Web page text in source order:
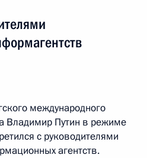
международного
Владимир Путин в режиме
с руководителями
агентств.